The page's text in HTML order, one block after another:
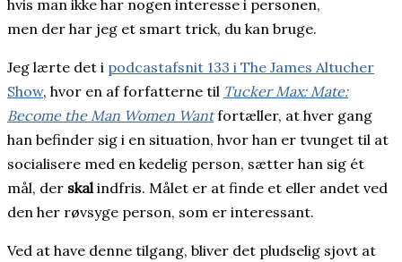
hvis man ikke har nogen interesse i personen,
men der har jeg et smart trick, du kan bruge.
Jeg lærte det i podcastafsnit 133 i The James Altucher
Show, hvor en af forfatterne til Tucker Max: Mate:
Become the Man Women Wantfortæller, at hver gang
han befinder sig i en situation, hvor han er tvunget til at
socialisere med en kedelig person, sætter han sig ét
mål, der skal indfris. Målet er at finde et eller andet ved
den her røvsyge person, som er interessant.
Ved at have denne tilgang, bliver det pludselig sjovt at